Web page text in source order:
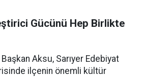
Gücünü Hep Birlikte
Aksu, Sarıyer Edebiyat
ilçenin önemli kültür